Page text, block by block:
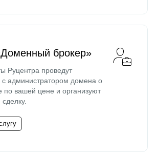
брокер»
Руцентра проведут
с администратором домена о
по вашей цене и организуют